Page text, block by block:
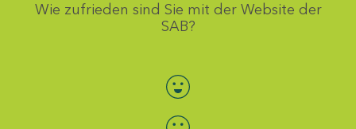
Wie zufrieden sind Sie mit der Website der
SAB?
Bewertung auswählen